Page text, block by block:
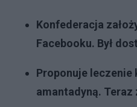
Konfederacja
Facebooku. Był
Proponuje leczenie
amantadyną. Teraz